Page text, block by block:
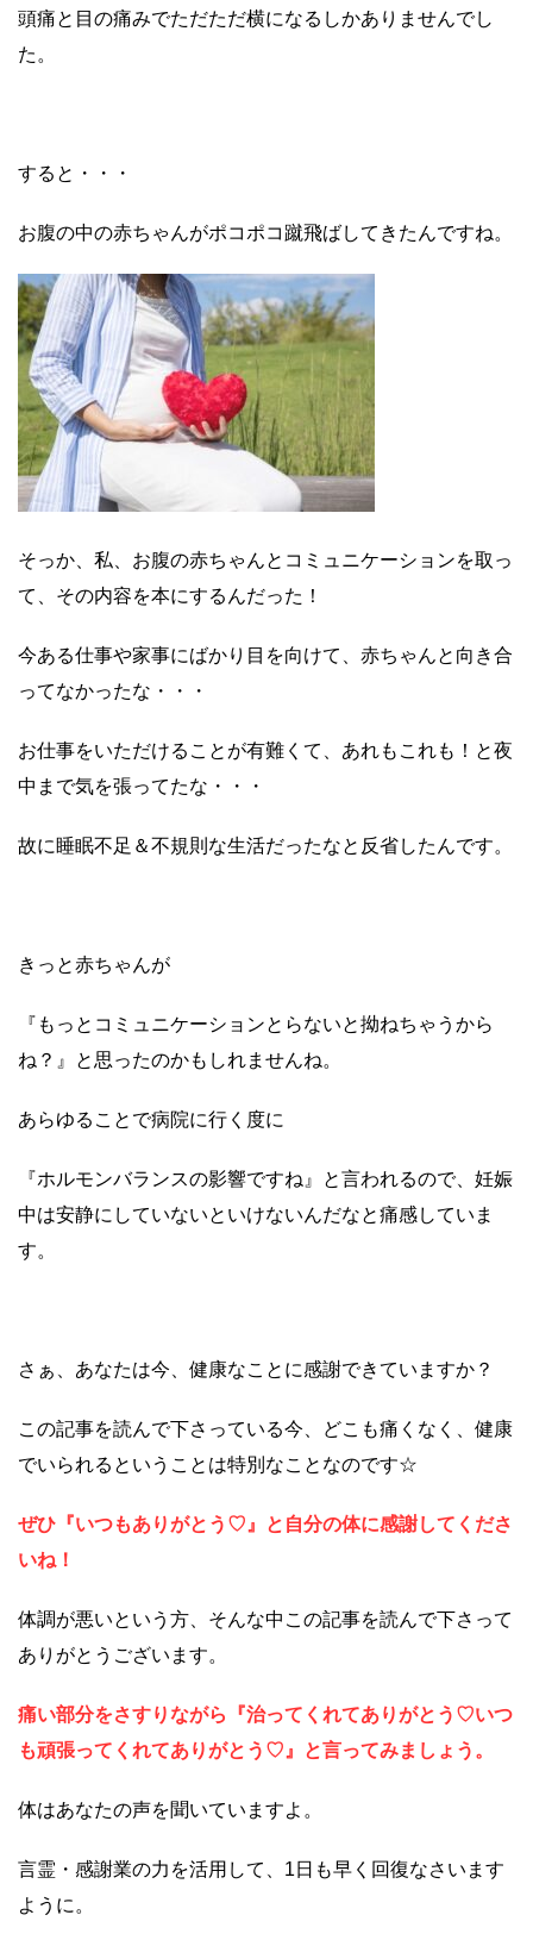
頭痛と目の痛みでただただ横になるしかありませんでし
た。
すると・・・
お腹の中の赤ちゃんがポコポコ蹴飛ばしてきたんですね。
そっか、私、お腹の赤ちゃんとコミュニケーションを取っ
て、その内容を本にするんだった！
今ある仕事や家事にばかり目を向けて、赤ちゃんと向き合
ってなかったな・・・
お仕事をいただけることが有難くて、あれもこれも！と夜
中まで気を張ってたな・・・
故に睡眠不足＆不規則な生活だったなと反省したんです。
きっと赤ちゃんが
『もっとコミュニケーションとらないと拗ねちゃうから
ね？』と思ったのかもしれませんね。
あらゆることで病院に行く度に
『ホルモンバランスの影響ですね』と言われるので、妊娠
中は安静にしていないといけないんだなと痛感していま
す。
さぁ、あなたは今、健康なことに感謝できていますか？
この記事を読んで下さっている今、どこも痛くなく、健康
でいられるということは特別なことなのです☆
ぜひ『いつもありがとう♡』と自分の体に感謝してくださ
いね！
体調が悪いという方、そんな中この記事を読んで下さって
ありがとうございます。
痛い部分をさすりながら『治ってくれてありがとう♡いつ
も頑張ってくれてありがとう♡』と言ってみましょう。
体はあなたの声を聞いていますよ。
言霊・感謝業の力を活用して、1日も早く回復なさいます
ように。